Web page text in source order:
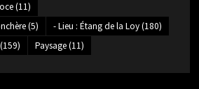
(11)
(5) - Lieu : Étang de la Loy(180)
Paysage(11)